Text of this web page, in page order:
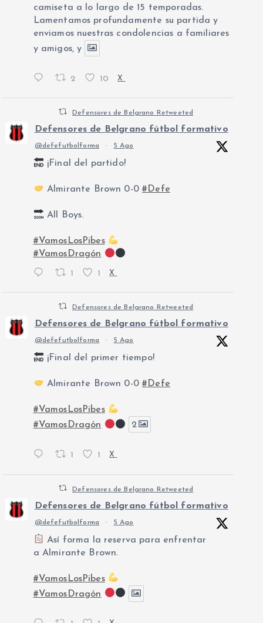
camiseta a lo largo de 15 temporadas.
Lamentamos profundamente su partida y
enviamos nuestras condolencias a familiares
y amigos, y
2 10 X
Defensores de Belgrano Retweeted
Defensores de Belgrano fútbol formativo
@defefutbolforma · 5 Ago
¡Final del partido!
Almirante Brown 0-0#Defe
All Boys.
#VamosLosPibes
#VamosDragón
1 1 X
Defensores de Belgrano Retweeted
Defensores de Belgrano fútbol formativo
@defefutbolforma · 5 Ago
¡Final del primer tiempo!
Almirante Brown 0-0#Defe
#VamosLosPibes
#VamosDragón
2
1 1 X
Defensores de Belgrano Retweeted
Defensores de Belgrano fútbol formativo
@defefutbolforma · 5 Ago
Así forma la reserva para enfrentar
a Almirante Brown.
#VamosLosPibes
#VamosDragón